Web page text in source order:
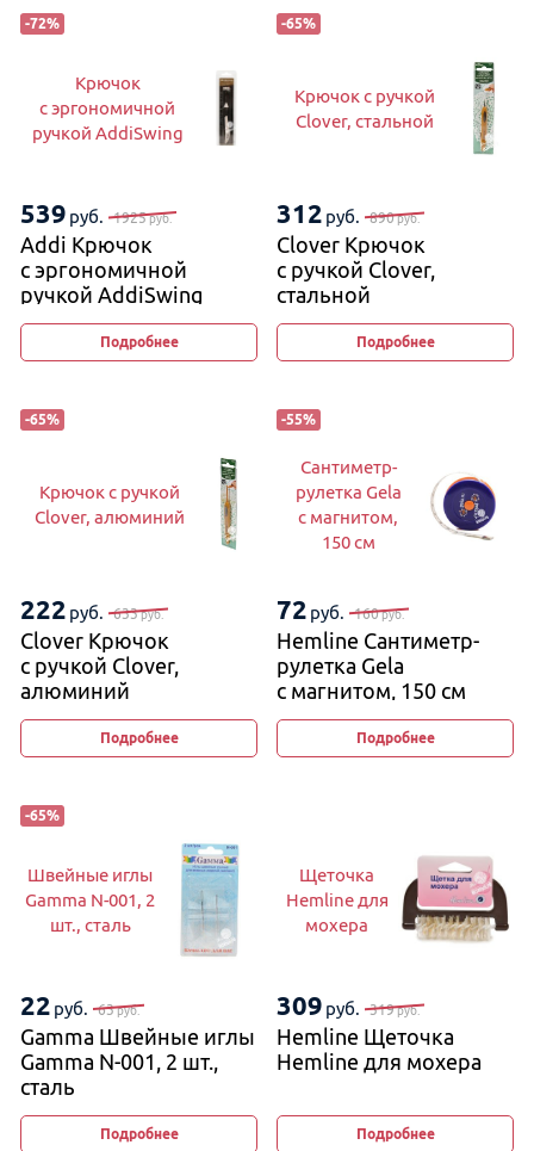
-72%
Крючок
с эргономичной
ручкой AddiSwing
539 руб. 1925руб.
Addi Крючок
с эргономичной
ручкой AddiSwing
Подробнее
-65%
Крючок с ручкой
Clover, стальной
312 руб. 890руб.
Clover Крючок
с ручкой Clover,
стальной
Подробнее
-65%
Крючок с ручкой
Clover, алюминий
222 руб. 633руб.
Clover Крючок
с ручкой Clover,
алюминий
Подробнее
-55%
Сантиметр-
рулетка Gela
с магнитом,
150 см
72 руб. 160руб.
Hemline Сантиметр-
рулетка Gela
с магнитом, 150 см
Подробнее
-65%
Швейные иглы
Gamma N-001, 2
шт., сталь
22 руб. 63руб.
Gamma Швейные иглы
Gamma N-001, 2 шт.,
сталь
Подробнее
Щеточка
Hemline для
мохера
309 руб. 319руб.
Hemline Щеточка
Hemline для мохера
Подробнее